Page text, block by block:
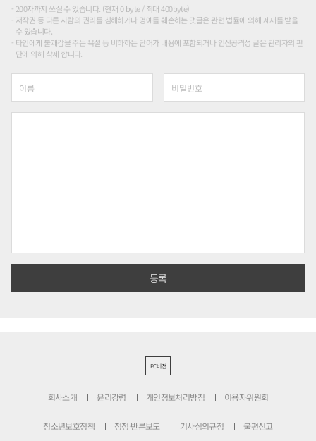
200자까지 쓰실 수 있습니다. (현재 0 byte / 최대 400byte)
저작권 등 다른 사람의 권리를 침해하거나 명예를 훼손하는 댓글은 관련 법률에 의해 제재를 받을
수 있습니다.
타인에게 불쾌감을 주는 욕설 등 비하하는 단어가 내용에 포함되거나 인신공격성 글은 관리자의 판
단에 의해 삭제 합니다.
PC버전
회사소개 윤리강령 개인정보처리방침 이용자위원회
청소년보호정책 정정·반론보도 기사심의규정 불편신고